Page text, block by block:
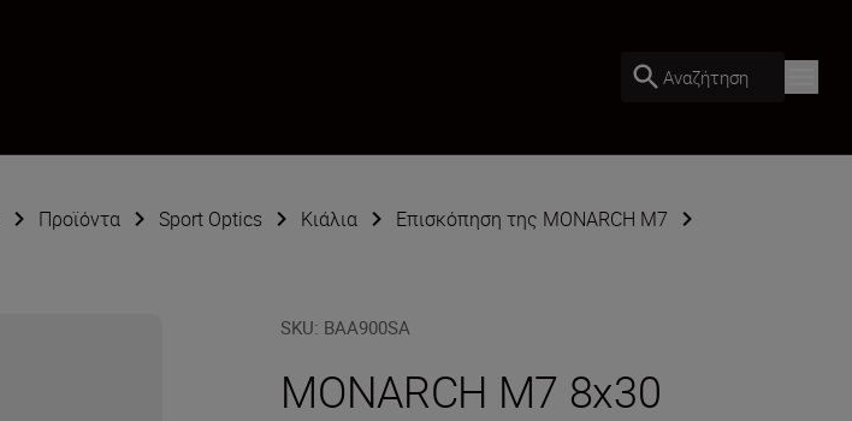
Αναζήτηση
Προϊόντα Sport Optics Κιάλια
Επισκόπηση της MONARCH M7
SKU: BAA900SA
MONARCH M7 8x30